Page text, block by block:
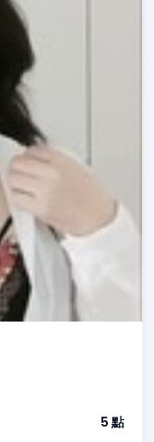
5 點